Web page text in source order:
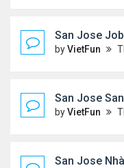
San Jose
byVietFun Thứ
San Jose
byVietFun Thứ
San Jose